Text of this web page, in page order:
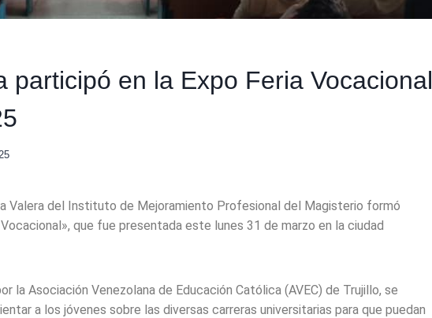
participó en la Expo Feria Vocacional
Valera del Instituto de Mejoramiento Profesional del Magisterio formó
que fue presentada este lunes 31 de marzo en la ciudad
la Asociación Venezolana de Educación Católica (AVEC) de Trujillo, se
a los jóvenes sobre las diversas carreras universitarias para que puedan